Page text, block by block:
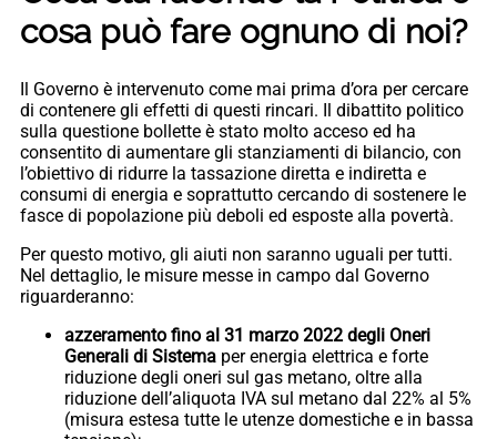
cosa può fare ognuno di noi?
Il Governo è intervenuto come mai prima d’ora per cercare
di contenere gli effetti di questi rincari. Il dibattito politico
sulla questione bollette è stato molto acceso ed ha
consentito di aumentare gli stanziamenti di bilancio, con
l’obiettivo di ridurre la tassazione diretta e indiretta e
consumi di energia e soprattutto cercando di sostenere le
fasce di popolazione più deboli ed esposte alla povertà.
Per questo motivo, gli aiuti non saranno uguali per tutti.
Nel dettaglio, le misure messe in campo dal Governo
riguarderanno:
azzeramento fino al 31 marzo 2022 degli Oneri
Generali di Sistema per energia elettrica e forte
riduzione degli oneri sul gas metano, oltre alla
riduzione dell’aliquota IVA sul metano dal 22% al 5%
(misura estesa tutte le utenze domestiche e in bassa